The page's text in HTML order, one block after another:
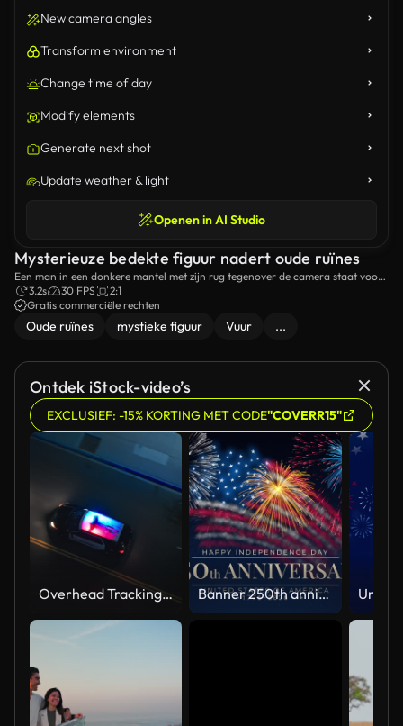
New camera angles
Transform environment
Change time of day
Modify elements
Generate next shot
Update weather & light
Openen in AI Studio
Mysterieuze bedekte figuur nadert oude ruïnes
Een man in een donkere mantel met zijn rug tegenover de camera staat voor
de door mist omsingelde ruïnes van een oude, mysterieuze tempel op een
berg.
3.2s 30 FPS
2:1
Gratis commerciële rechten
Oude ruïnes mystieke figuur Vuur ...
Ontdek iStock-video’s
EXCLUSIEF: -15% KORTING MET CODE"COVERR15"
Overhead Tracking Drone Shot of a Police Car Driving on a City Street with Lights On at Night Banner 250th anniversary of the USA. 250 years of independence. 4th of july 2026 usa independence day, video greeting card. US flag fireworks on blue sky background. Fourth of july. 4k seamless loop